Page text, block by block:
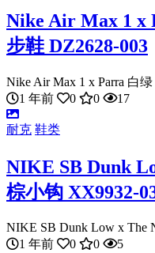
Nike Air Max 1 x
步鞋 DZ2628-003
Nike Air Max 1 x Parra 白
1 年前
0 0 17
耐克 鞋类
NIKE SB Dunk
棕小钩 XX9932-
NIKE SB Dunk Low x The
1 年前
0 0 5